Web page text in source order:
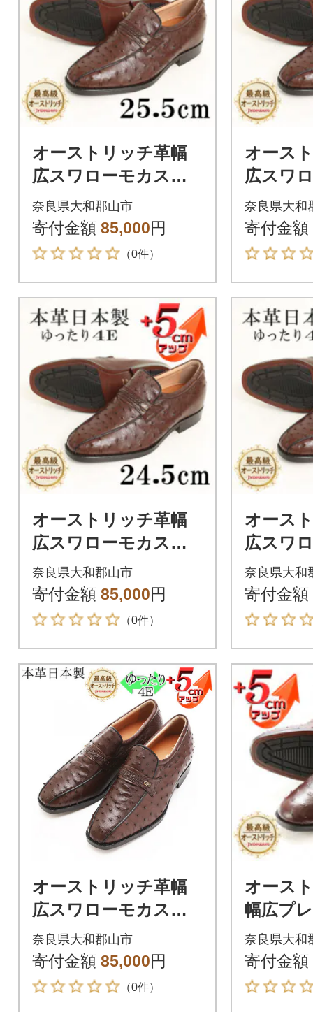
オーストリッチ革幅
広スワローモカスリ
ッポン 5cmアップシ
ューズ No.67 ブラウ
ン 25.5cm
奈良県大和郡山市
寄付金額 85,000円
（0件）
オース
広スワ
ッポン
ューズ
ン 25cm
奈良県大和
寄付金額
オーストリッチ革幅
広スワローモカスリ
ッポン 5cmアップシ
ューズ No.67 ブラウ
ン 24.5cm
奈良県大和郡山市
寄付金額 85,000円
（0件）
オース
広スワ
ッポン
ューズ
ン 24cm
奈良県大和
寄付金額
オーストリッチ革幅
広スワローモカスリ
ッポン 5cmアップシ
ューズ No.67 ブラウ
ン 23.5cm
奈良県大和郡山市
寄付金額 85,000円
（0件）
オース
幅広プ
ポン
ーズ
26.5cm
奈良県大和
寄付金額